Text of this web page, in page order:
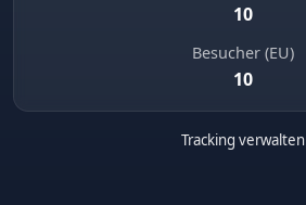
10
Besucher (EU)
10
Tracking verwalten